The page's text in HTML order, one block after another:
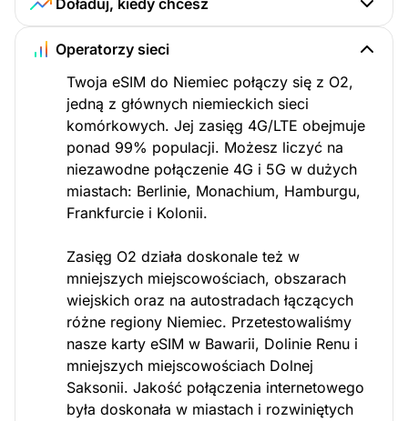
Doładuj, kiedy chcesz
Operatorzy sieci
Twoja eSIM do Niemiec połączy się z O2,
jedną z głównych niemieckich sieci
komórkowych. Jej zasięg 4G/LTE obejmuje
ponad 99% populacji. Możesz liczyć na
niezawodne połączenie 4G i 5G w dużych
miastach: Berlinie, Monachium, Hamburgu,
Frankfurcie i Kolonii.
Zasięg O2 działa doskonale też w
mniejszych miejscowościach, obszarach
wiejskich oraz na autostradach łączących
różne regiony Niemiec. Przetestowaliśmy
nasze karty eSIM w Bawarii, Dolinie Renu i
mniejszych miejscowościach Dolnej
Saksonii. Jakość połączenia internetowego
była doskonała w miastach i rozwiniętych